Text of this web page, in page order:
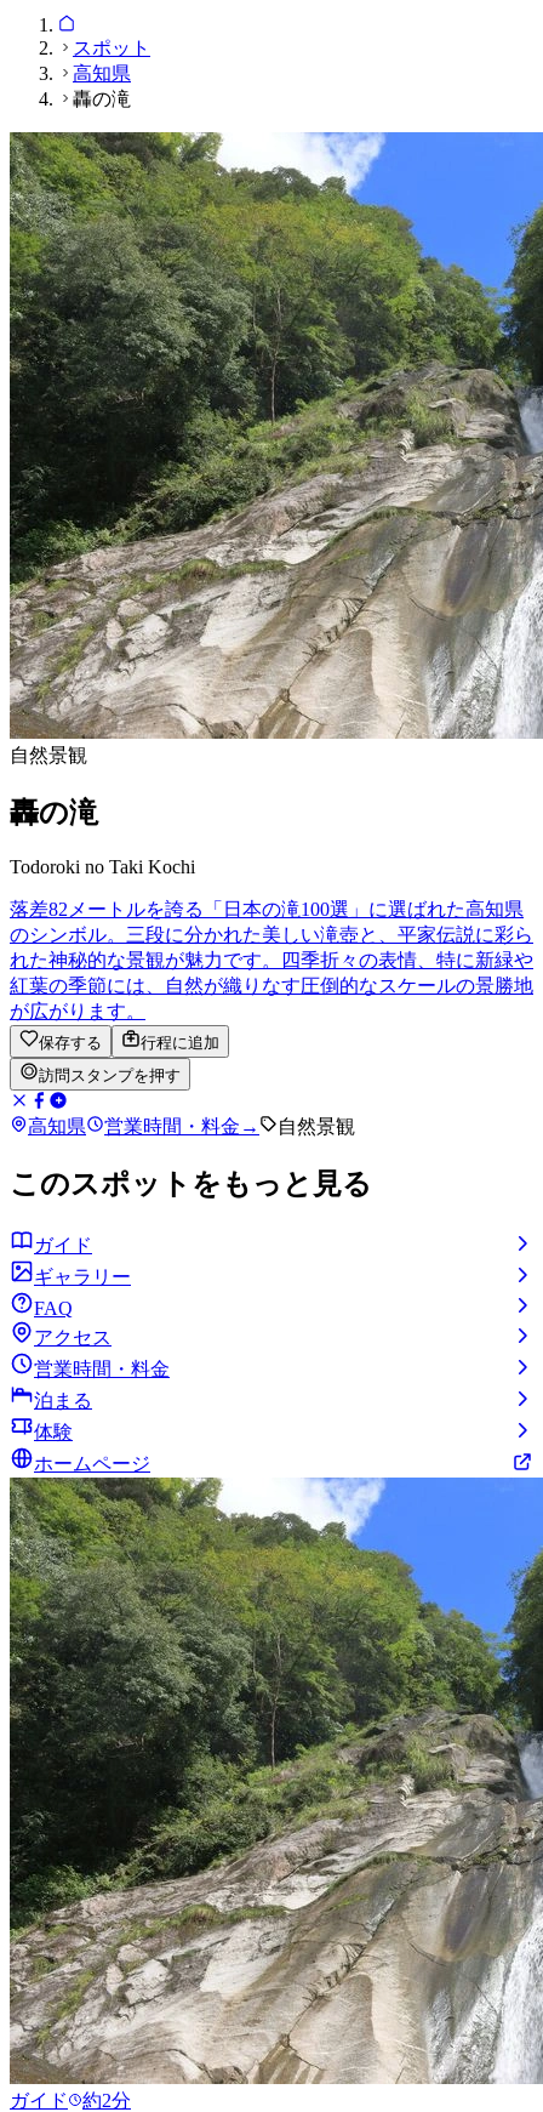
スポット
高知県
轟の滝
自然景観
轟の滝
Todoroki no Taki Kochi
落差82メートルを誇る「日本の滝100選」に選ばれた高知県
のシンボル。三段に分かれた美しい滝壺と、平家伝説に彩ら
れた神秘的な景観が魅力です。四季折々の表情、特に新緑や
紅葉の季節には、自然が織りなす圧倒的なスケールの景勝地
が広がります。
保存する
行程に追加
訪問スタンプを押す
高知県 営業時間・料金 → 自然景観
このスポットをもっと見る
ガイド
ギャラリー
FAQ
アクセス
営業時間・料金
泊まる
体験
ホームページ
ガイド 約2分